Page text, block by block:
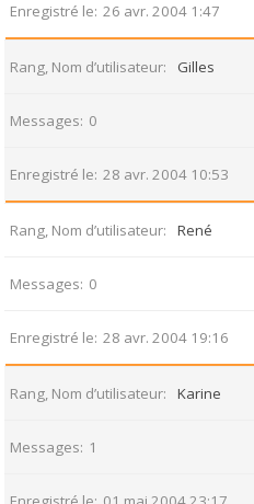
Enregistré le 26 avr. 2004 1:47
Rang, Nom d’utilisateur Gilles
Messages 0
Enregistré le 28 avr. 2004 10:53
Rang, Nom d’utilisateur René
Messages 0
Enregistré le 28 avr. 2004 19:16
Rang, Nom d’utilisateur Karine
Messages 1